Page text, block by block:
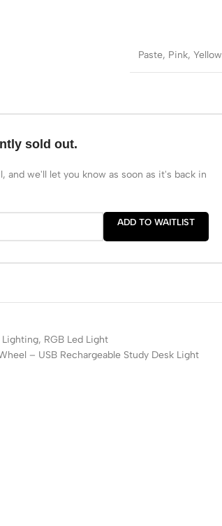
Paste, Pink,Yellow
sold out.
and we'll let you know as soon as it's back in
ADD TO WAITLIST
Lighting, RGB Led Light
– USB Rechargeable Study Desk Light